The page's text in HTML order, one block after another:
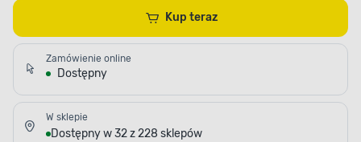
Kup teraz
Zamówienie online
Dostępny
W sklepie
Dostępny w 32 z 228 sklepów